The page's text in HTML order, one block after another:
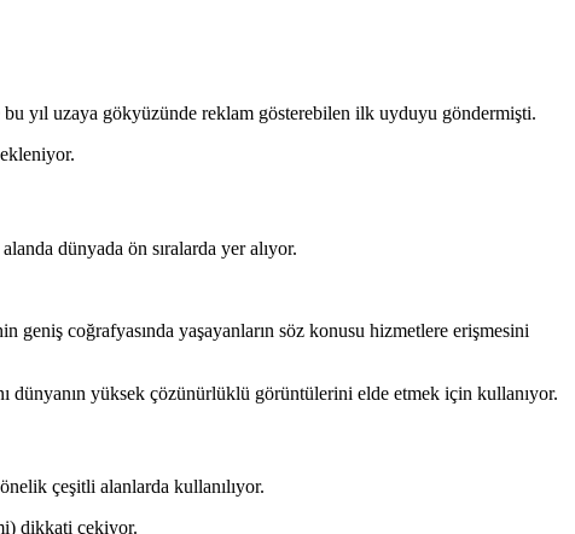
bu yıl uzaya gökyüzünde reklam gösterebilen ilk uyduyu göndermişti.
dünyada ön sıralarda yer alıyor.
coğrafyasında yaşayanların söz konusu hizmetlere erişmesini
dünyanın yüksek çözünürlüklü görüntülerini elde etmek için kullanıyor.
çeşitli alanlarda kullanılıyor.
dikkati çekiyor.